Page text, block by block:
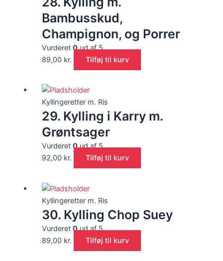
Bambusskud,
Champignon, og Porrer
Vurderet 0ud af 5
89,00 kr. Tilføj til kurv
Kyllingeretter m. Ris
29. Kylling i Karry m.
Grøntsager
Vurderet 0ud af 5
92,00 kr. Tilføj til kurv
Kyllingeretter m. Ris
30. Kylling Chop Suey
Vurderet 0ud af 5
89,00 kr. Tilføj til kurv